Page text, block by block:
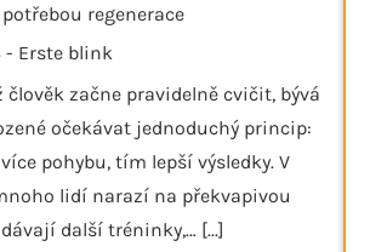
regenerace
- Erste blink
člověk začne pravidelně cvičit, bývá
očekávat jednoduchý princip:
pohybu, tím lepší výsledky. V
lidí narazí na překvapivou
další tréninky,… [...]